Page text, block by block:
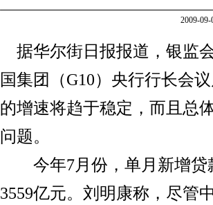
2009-
据华尔街日报报道，银监
国集团（G10）央行行长会
的增速将趋于稳定，而且总
问题。
今年7月份，单月新增贷
3559亿元。刘明康称，尽管